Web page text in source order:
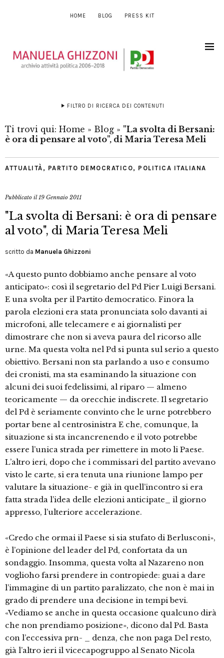
HOME BLOG PRESS KIT
FILTRO DI RICERCA DEI CONTENUTI
Ti trovi qui: Home » Blog » "La svolta di Bersani:
è ora di pensare al voto", di Maria Teresa Meli
ATTUALITÀ , PARTITO DEMOCRATICO, POLITICA ITALIANA
Pubblicato il19 Gennaio 2011
"La svolta di Bersani: è ora di pensare
al voto", di Maria Teresa Meli
scritto da Manuela Ghizzoni
«A questo punto dobbiamo anche pensare al voto
anticipato»: così il segretario del Pd Pier Luigi Bersani.
E una svolta per il Partito democratico. Finora la
parola elezioni era stata pronunciata solo davanti ai
microfoni, alle telecamere e ai giornalisti per
dimostrare che non si aveva paura del ricorso alle
urne. Ma questa volta nel Pd si punta sul serio a questo
obiettivo. Bersani non sta parlando a uso e consumo
dei cronisti, ma sta esaminando la situazione con
alcuni dei suoi fedelissimi, al riparo — almeno
teoricamente — da orecchie indiscrete. Il segretario
del Pd è seriamente convinto che le urne potrebbero
portar bene al centrosinistra E che, comunque, la
situazione si sta incancrenendo e il voto potrebbe
essere l’unica strada per rimettere in moto li Paese.
L’altro ieri, dopo che i commissari del partito avevano
visto le carte, si era tenuta una riunione lampo per
valutare la situazione- e già in quell’incontro si era
fatta strada l’idea delle elezioni anticipate_ il giorno
appresso, l’ulteriore accelerazione.
«Credo che ormai il Paese si sia stufato di Berlusconi»,
è l’opinione del leader del Pd, confortata da un
sondaggio. Insomma, questa volta al Nazareno non
voglioho farsi prendere in contropiede: guai a dare
l’immagine di un partito paralizzato, che non è mai in
grado di prendere una decisione in tempi bevi.
«Vediamo se anche in questa occasione qualcuno dirà
che non prendiamo posizione», dicono dal Pd. Basta
con l’eccessiva prn- _ denza, che non paga Del resto,
già l’altro ieri il vicecapogruppo al Senato Nicola